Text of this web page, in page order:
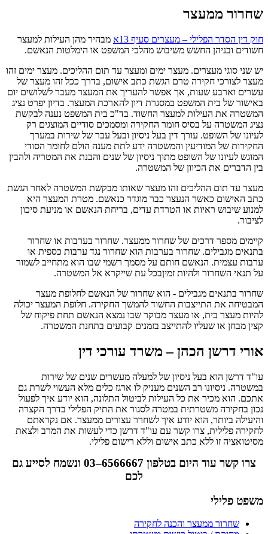
שחרור ממעצר
חוק דין הסדר הפלילי – מעצרים סעיף 13א
מבהיר מהן העילות למעצר
חשודים ובניהן החשש משיבוש מהלכי המשפט או הימלטות הנאשם.
יש שני סוגי מעצרים. מעצר ימים ומעצר עד תום ההליכים. מעצר ימים זהו
מעצר לצורכי חקירה טרם הגשת כתב אישום, בדרך ככל זהו מעצר של
עשרים וארבע שעות, אך אפשר להעריך את המעצר מעבר לשלושים יום
באישור של בית המשפט במסגרת דיון להארכת המעצר. בדיון יפרט נציג
המשטרה את העילות למעצר החשוד. בד"כ בית המשפט נענה לבקשת
נציג המשטרה על בסיס חומר החקירה ומסמכים סודיים המוצגים רק
לעיונו של השופט. עורך דין בעל ניסיון ובעל עבר של שירות במערך
החקירות של המודיעין והמשטרה ידע לתת מענה הולם לחומר הסודי
המוגש לעיונו של השופט מתוך ניסיון של שנים והבנת את המטריה ולהבין
בין הדברים את הכיוון של המשטרה.
מעצר עד תום ההליכים זהו מעצר שאותו מבקשת המשטרה לאחר הגשת
כתב האישום כאשר הנעצר כבר מוגדר כנאשם. מטרת המעצר היא
למנוע שיבוש ראיות או הטרדת עדים, בריחת הנאשם או מניעת סיכון
לציבור.
קיימים מספר דרכים של שחרור ממעצר. שחרור בערבות או שחרור
בתנאים מגבילים. שחרור בערבות הוא שחרור נגד ערבות כספית או
ערבות עצמית. הנאשם חותם על מסמך רשמי שבו הוא מתחייב לשמור
על תנאי השחרור ולהיות זמיןבכל עת שייקרא אל המשטרה.
שחרור בתנאים מגבילים - הוא שחרור של הנאשם לחלופת מעצר
המבטיחה את התייצבות החשוד להמשך החקירה. חלופת המעצר יכולה
להיות מעצר בית, או מעצר מבוקר שבו נמצא הנאשם תחת פיקוח של
קצין מבחן או שעליו להתייצב בזמנים קבועים בתחנת המשטרה.
אורי דרשן הכהן – משרד עורכי דין
עו"ד דרשן הוא בעל ניסיון של למעלה מעשרים שנים של שירות
במשטרה. ניסיונו רב השנים מעניק לו ארגז כלים מלא העשוי לשרת גם
אתכם. הוא מכיר את כל העילות לביטול התלונה, הוא יודע איך לפעול
נכון בחקירה משטרתית במטרה לסגור את התיק הפלילי בדרך הקצרה
והיעילה ביותר, הוא יודע איך לשחרר עצורים ממעצר. אם נקראתם
לחקירה פלילית, צרו קשר עם עו"ד דרשן כדי לעשות את המרב ולצאת
מסיטואציה זו ללא כתב אישום וללא רישום פלילי.
צרו קשר עוד היום בטלפון 6566667–03 ונשמח לסייע גם
לכם
משפט פלילי
שחרור ממעצר והכנה לחקירה